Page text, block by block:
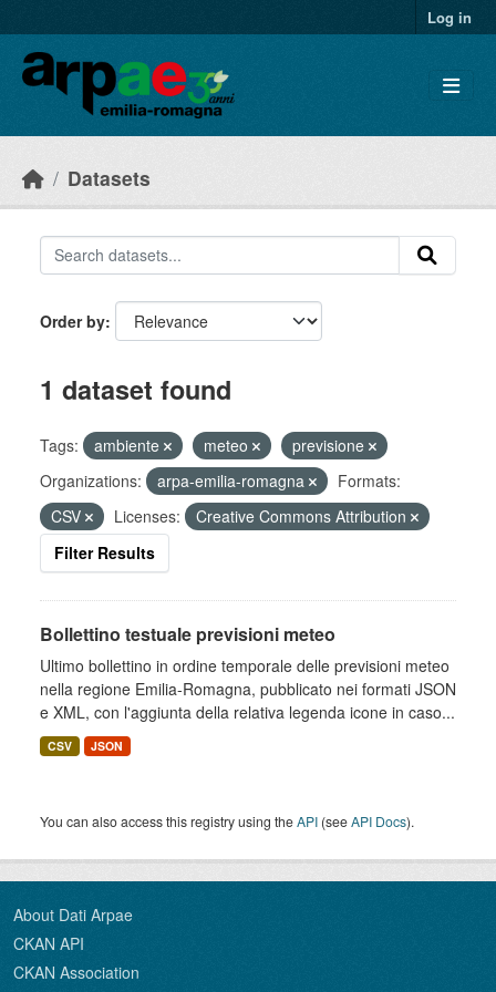
Log in
Datasets
Order by
1 dataset found
Tags: ambiente meteo
previsione
Organizations:
arpa-emilia-romagna
Formats:
CSV
Licenses:
Creative Commons Attribution
Filter Results
Bollettino testuale previsioni meteo
Ultimo bollettino in ordine temporale delle previsioni meteo
nella regione Emilia-Romagna, pubblicato nei formati JSON
e XML, con l'aggiunta della relativa legenda icone in caso...
CSV JSON
You can also access this registry using theAPI (seeAPI Docs).
About Dati Arpae
CKAN API
CKAN Association